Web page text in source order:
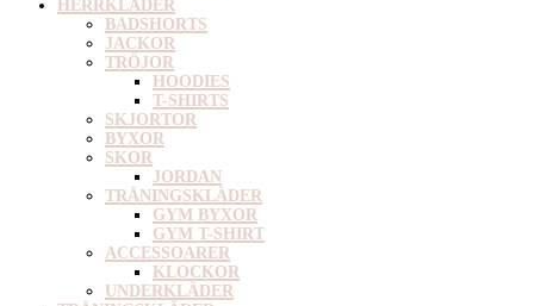
HERRKLÄDER
BADSHORTS
JACKOR
TRÖJOR
HOODIES
T-SHIRTS
SKJORTOR
BYXOR
SKOR
JORDAN
TRÄNINGSKLÄDER
GYM BYXOR
GYM T-SHIRT
ACCESSOARER
KLOCKOR
UNDERKLÄDER